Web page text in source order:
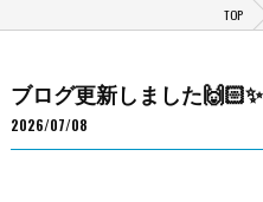
TOP
ブログ更新しました🙌🏻✨
2026/07/08